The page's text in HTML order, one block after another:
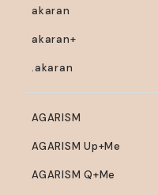
akaran
akaran+
.akaran
AGARISM
AGARISM Up+Me
AGARISM Q+Me